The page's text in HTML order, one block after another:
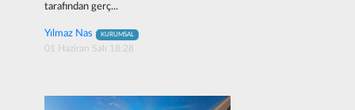
tarafından gerç...
Yılmaz Nas KURUMSAL
01 Haziran Salı 18:28